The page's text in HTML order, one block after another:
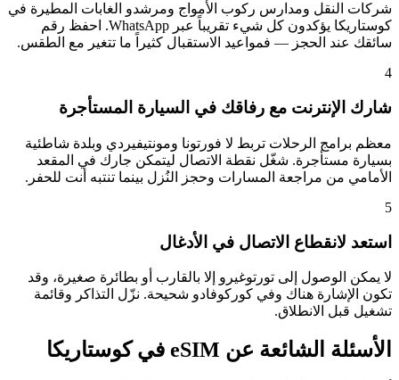
شركات النقل ومدارس ركوب الأمواج ومرشدو الغابات المطيرة في
كوستاريكا يؤكدون كل شيء تقريباً عبر WhatsApp. احفظ رقم
سائقك عند الحجز — فمواعيد الاستقبال كثيراً ما تتغير مع الطقس.
4
شارك الإنترنت مع رفاقك في السيارة المستأجرة
معظم برامج الرحلات تربط لا فورتونا ومونتيفيردي وبلدة شاطئية
بسيارة مستأجرة. شغّل نقطة الاتصال ليتمكن جارك في المقعد
الأمامي من مراجعة المسارات وحجز النُزل بينما تنتبه أنت للحفر.
5
استعد لانقطاع الاتصال في الأدغال
لا يمكن الوصول إلى تورتوغيرو إلا بالقارب أو بطائرة صغيرة، وقد
تكون الإشارة هناك وفي كوركوفادو شحيحة. نزّل التذاكر وقائمة
تشغيل قبل الانطلاق.
الأسئلة الشائعة عن eSIM في كوستاريكا